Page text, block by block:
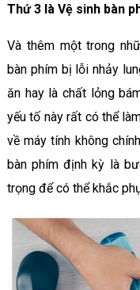
Thứ 3 là Vệ sinh bàn
Và thêm một trong
bàn phím bị lỗi nhảy
ăn hay là chất lỏng
yếu tố này rất có thể
về máy tính không
bàn phím định kỳ là
trọng để có thể khắc